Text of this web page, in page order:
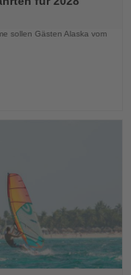
sollen Gästen Alaska vom